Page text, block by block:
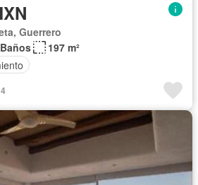
Guerrero
197 m²